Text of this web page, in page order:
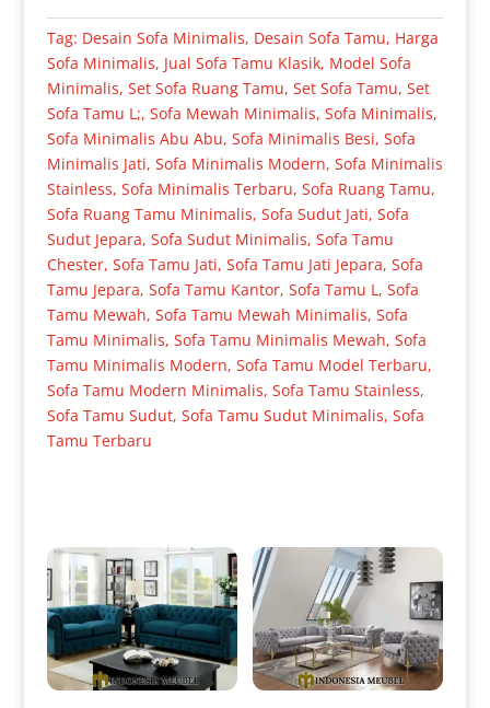
Tag: Desain Sofa Minimalis, Desain Sofa Tamu, Harga
Sofa Minimalis, Jual Sofa Tamu Klasik, Model Sofa
Minimalis, Set Sofa Ruang Tamu, Set Sofa Tamu, Set
Sofa Tamu L;, Sofa Mewah Minimalis, Sofa Minimalis,
Sofa Minimalis Abu Abu, Sofa Minimalis Besi, Sofa
Minimalis Jati, Sofa Minimalis Modern, Sofa Minimalis
Stainless, Sofa Minimalis Terbaru, Sofa Ruang Tamu,
Sofa Ruang Tamu Minimalis, Sofa Sudut Jati, Sofa
Sudut Jepara, Sofa Sudut Minimalis, Sofa Tamu
Chester, Sofa Tamu Jati, Sofa Tamu Jati Jepara, Sofa
Tamu Jepara, Sofa Tamu Kantor, Sofa Tamu L, Sofa
Tamu Mewah, Sofa Tamu Mewah Minimalis, Sofa
Tamu Minimalis, Sofa Tamu Minimalis Mewah, Sofa
Tamu Minimalis Modern, Sofa Tamu Model Terbaru,
Sofa Tamu Modern Minimalis, Sofa Tamu Stainless,
Sofa Tamu Sudut, Sofa Tamu Sudut Minimalis, Sofa
Tamu Terbaru